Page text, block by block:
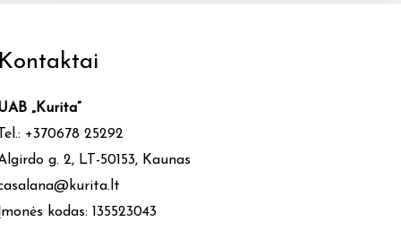
„Kurita”
+370678 25292
g. 2, LT-50153, Kaunas
kodas: 135523043